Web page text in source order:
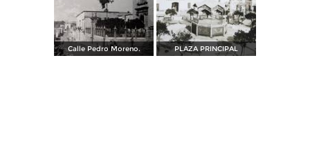
Calle Pedro Moreno. PLAZA PRINCIPAL